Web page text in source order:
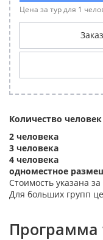
Цена за тур для 1
Количество человек
2 человека
3 человека
4 человека
одноместное
Стоимость указана
Для больших групп
Программа